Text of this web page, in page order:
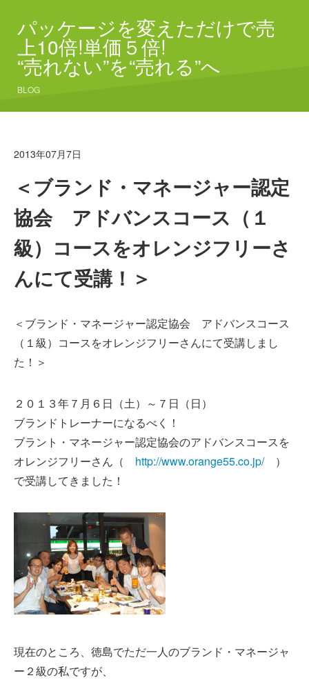
パッケージを変えただけで売
上10倍!単価５倍!
“売れない”を“売れる”へ
BLOG
2013年07月7日
＜ブランド・マネージャー認定
協会 アドバンスコース（１
級）コースをオレンジフリーさ
んにて受講！＞
＜ブランド・マネージャー認定協会 アドバンスコース
（１級）コースをオレンジフリーさんにて受講しまし
た！＞
２０１３年７月６日（土）～７日（日）
ブランドトレーナーになるべく！
ブラント・マネージャー認定協会のアドバンスコースを
オレンジフリーさん（ http://www.orange55.co.jp/）
で受講してきました！
現在のところ、徳島でただ一人のブランド・マネージャ
ー２級の私ですが、